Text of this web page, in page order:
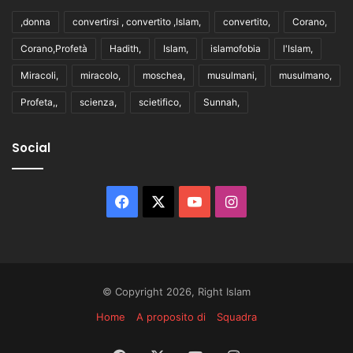
,donna convertirsi , convertito ,Islam, convertito, Corano,
Corano,Profetà Hadith, Islam, islamofobia l'Islam,
Miracoli, miracolo, moschea, musulmani, musulmano,
Profeta,, scienza, scietifico, Sunnah,
Social
Facebook
You Instagram
© Copyright 2026, Right Islam
Home
A proposito di Squadra